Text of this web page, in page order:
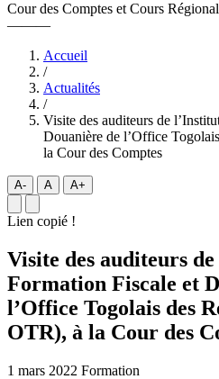
Cour des Comptes et Cours
———
Accueil
/
Actualités
/
Visite des auditeurs de
Douanière de l’Office
la Cour des Comptes
A- A A+
Lien copié !
Visite des auditeurs
Formation Fiscale et
l’Office Togolais des
OTR), à la Cour des
1 mars 2022 Formation